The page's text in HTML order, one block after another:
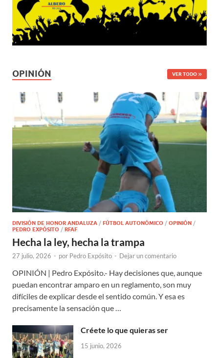
OPINIÓN VER TODO
DIVISIÓN DE HONOR ANDALUZA / FÚTBOL AUTONÓMICO / OPINIÓN /
PEDRO EXPÓSITO / RFAF
Hecha la ley, hecha la trampa
27 julio, 2026 - por Pedro Expósito - Dejar un comentario
OPINIÓN | Pedro Expósito.- Hay decisiones que, aunque
puedan encontrar amparo en un reglamento, son muy
difíciles de explicar desde el sentido común. Y esa es
precisamente la sensación que …
Créete lo que quieras ser
15 junio, 2026